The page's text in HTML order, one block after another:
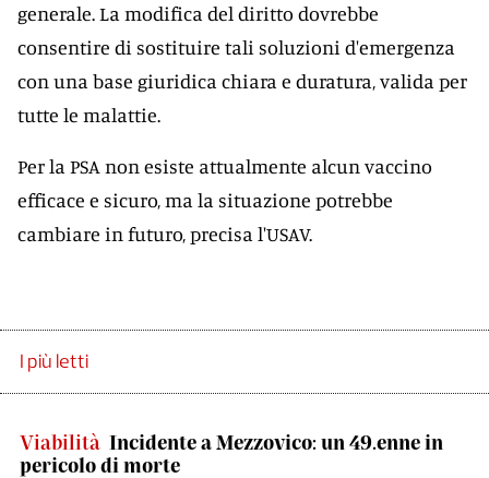
generale. La modifica del diritto dovrebbe
consentire di sostituire tali soluzioni d'emergenza
con una base giuridica chiara e duratura, valida per
tutte le malattie.
Per la PSA non esiste attualmente alcun vaccino
efficace e sicuro, ma la situazione potrebbe
cambiare in futuro, precisa l'USAV.
I più letti
Viabilità Incidente a Mezzovico: un 49.enne in
pericolo di morte